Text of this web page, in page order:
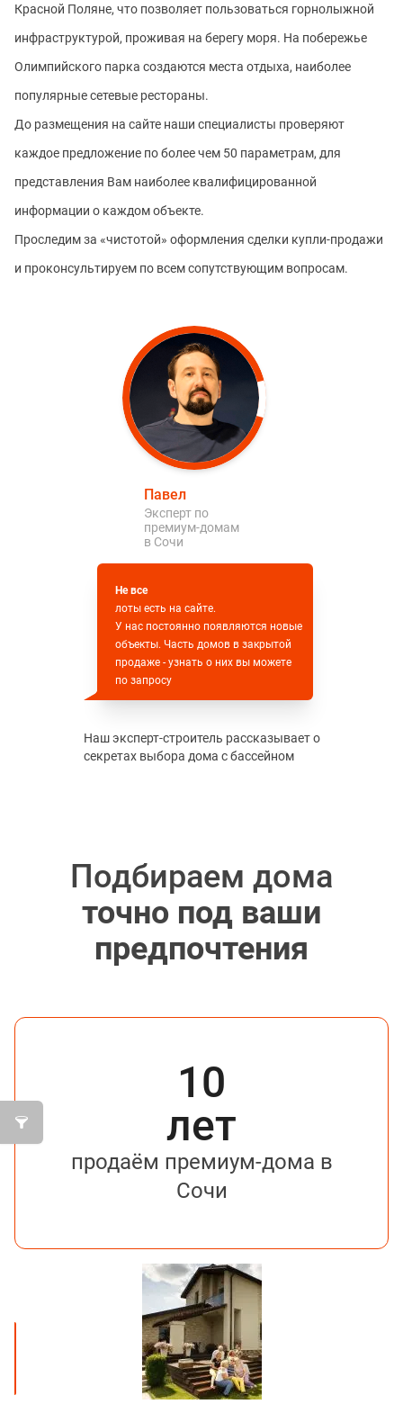
Красной Поляне, что позволяет пользоваться горнолыжной
инфраструктурой, проживая на берегу моря. На побережье
Олимпийского парка создаются места отдыха, наиболее
популярные сетевые рестораны.
До размещения на сайте наши специалисты проверяют
каждое предложение по более чем 50 параметрам, для
представления Вам наиболее квалифицированной
информации о каждом объекте.
Проследим за «чистотой» оформления сделки купли-продажи
и проконсультируем по всем сопутствующим вопросам.
Павел
Эксперт по
премиум-домам
в Сочи
Не все
лоты есть на сайте.
У нас постоянно появляются новые
объекты. Часть домов в закрытой
продаже - узнать о них вы можете
по запросу
Наш эксперт-строитель рассказывает о
секретах выбора дома с бассейном
Подбираем дома
точно под ваши
предпочтения
10
лет
продаём премиум-дома в
Сочи